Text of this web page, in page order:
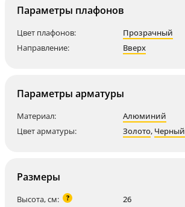
Параметры плафонов
Цвет плафонов:
Прозрачный
Направление:
Вверх
Параметры арматуры
Материал:
Алюминий
Цвет арматуры:
Золото, Черный
Размеры
Высота, см: ? 26